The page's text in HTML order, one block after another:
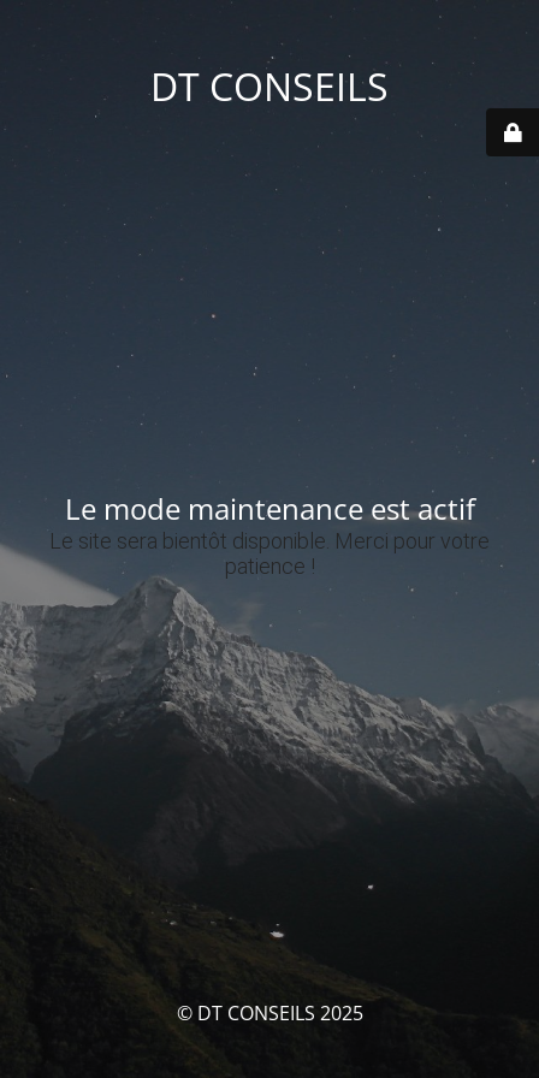
DT CONSEILS
Le mode maintenance est actif
Le site sera bientôt disponible. Merci pour votre
patience !
© DT CONSEILS 2025